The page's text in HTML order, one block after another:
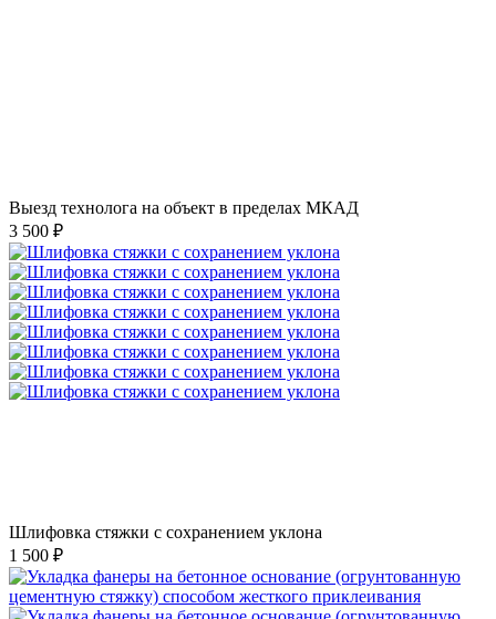
Выезд технолога на объект в пределах МКАД
3 500 ₽
Шлифовка стяжки с сохранением уклона
1 500 ₽